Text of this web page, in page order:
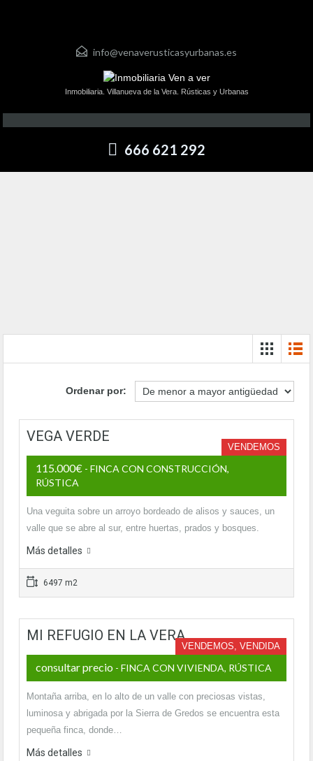
info@venaverusticasyurbanas.es
Inmobiliaria. Villanueva de la Vera. Rústicas y Urbanas
666 621 292
Ordenar por:
VEGA VERDE
VENDEMOS
115.000€ - FINCA CON CONSTRUCCIÓN,
RÚSTICA
Una veguita sobre un arroyo bordeado de alisos y sauces, un
valle que se abre al sur, entre huertas, prados y bosques.
Más detalles
6497 m2
MI REFUGIO EN LA VERA
VENDEMOS, VENDIDA
consultar precio - FINCA CON VIVIENDA, RÚSTICA
Montaña arriba, en lo alto de un valle con preciosas vistas,
luminosa y abrigada por la Sierra de Gredos se encuentra esta
pequeña finca, donde…
Más detalles